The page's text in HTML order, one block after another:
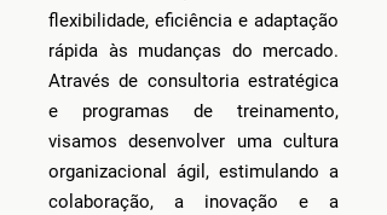
flexibilidade, eficiência e adaptação
rápida às mudanças do mercado.
Através de consultoria estratégica
e programas de treinamento,
visamos desenvolver uma cultura
organizacional ágil, estimulando a
colaboração, a inovação e a